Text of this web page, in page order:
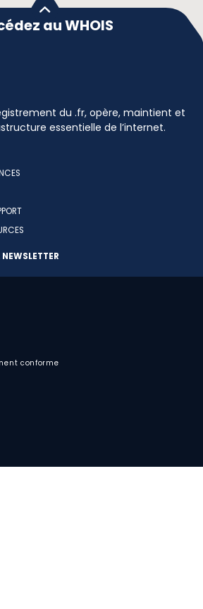
au WHOIS
du .fr, opère, maintient et
essentielle de l’internet.
conforme